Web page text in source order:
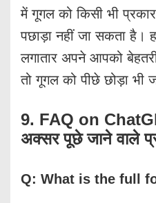
में गूगल को किसी भी प्रकार
पछाड़ा नहीं जा सकता है।
लगातार अपने आपको
तो गूगल को पीछे छोड़ा भी
9. FAQ on
अक्सर पूछे जाने वाले
Q: What is the full